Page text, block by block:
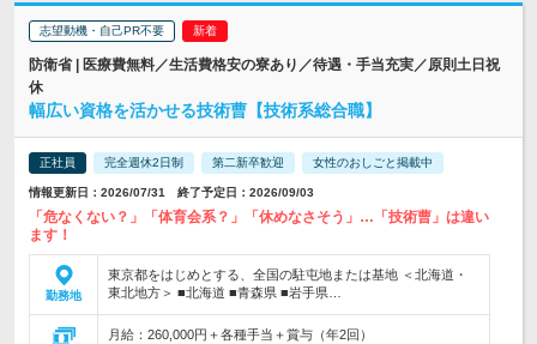
志望動機・自己PR不要
防衛省 | 医療費無料／生活費格安の寮あり／待遇・手当充実／原則土日祝
休
幅広い資格を活かせる技術曹【技術系総合職】
正社員 完全週休2日制 第二新卒歓迎 女性のおしごと掲載中
情報更新日：2026/07/31 終了予定日：2026/09/03
「危なくない？」「体育会系？」「休めなさそう」…「技術曹」は違い
ます！
勤務地
東京都をはじめとする、全国の駐屯地または基地 ＜北海道・
東北地方＞ ■北海道 ■青森県 ■岩手県…
月給：260,000円＋各種手当＋賞与（年2回）